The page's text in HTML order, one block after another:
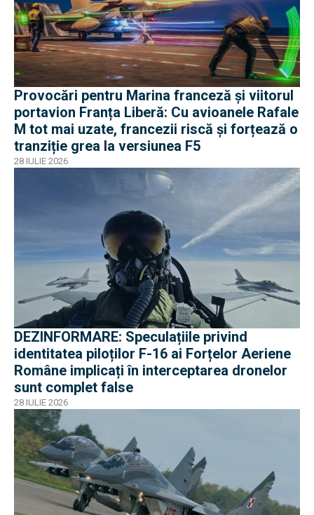
Provocări pentru Marina franceză și viitorul
portavion Franța Liberă: Cu avioanele Rafale
M tot mai uzate, francezii riscă și forțează o
tranziție grea la versiunea F5
28 IULIE 2026
DEZINFORMARE: Speculațiile privind
identitatea piloților F-16 ai Forțelor Aeriene
Române implicați în interceptarea dronelor
sunt complet false
28 IULIE 2026